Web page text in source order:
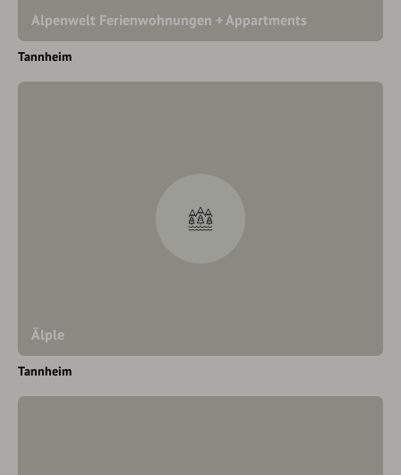
Alpenwelt Ferienwohnungen + Appartments
Tannheim
Älple
Tannheim